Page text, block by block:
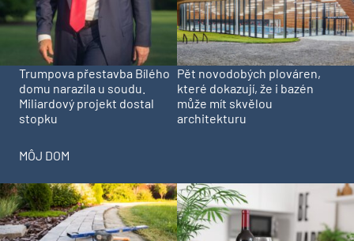
Trumpova přestavba Bílého
domu narazila u soudu.
Miliardový projekt dostal
stopku
Pět novodobých plováren,
které dokazují, že i bazén
může mít skvělou
architekturu
MÔJ DOM